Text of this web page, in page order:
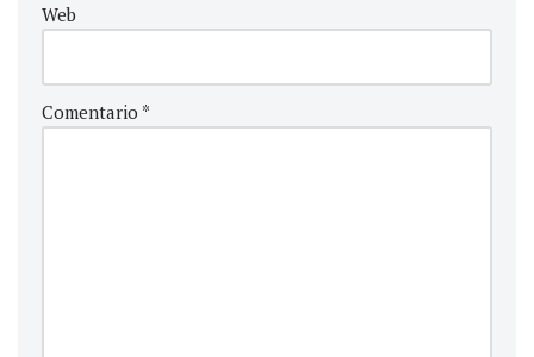
Web
Comentario *